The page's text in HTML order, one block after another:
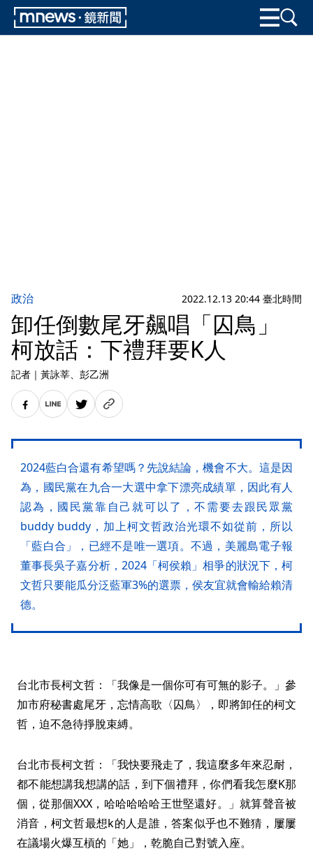
政治 2022.12.13 20:44 臺北時間
卸任倒數尾牙飆唱「囚鳥」
柯放話：下禮拜要K人
記者 ｜ 黃詠莘、彭乙洲
2024藍白合還有希望嗎？先說結論，機會不大。這是因
為，國民黨在九合一大選中拿下漂亮成績單，因此有人
認為，國民黨靠自己就可以了，不需要去跟民眾黨
buddy buddy，加上柯文哲政治光環不如從前，所以
「藍白合」，已經不是唯一選項。不過，美麗島電子報
董事長吳子嘉分析，2024「柯侯賴」相爭的狀況下，柯
文哲只要能瓜分泛藍軍3%的選票，侯友宜就會輸給賴清
德。
台北市長柯文哲：「我像是一個你可有可無的影子。」參
加市府秘書處尾牙，忘情高歌〈囚鳥〉，即將卸任的柯文
哲，迫不急待掙脫束縛。
台北市長柯文哲：「我快要飛走了，我這麼多年來忍耐，
都不能想講我想講的話，到下個禮拜，你們看我怎麼K那
個，從那個XXX，哈哈哈哈哈王世堅還好。」就算聲音被
消音，柯文哲最想k的人是誰，答案似乎也不難猜，屢屢
在議場火爆互槓的「她」，乾脆自己對號入座。